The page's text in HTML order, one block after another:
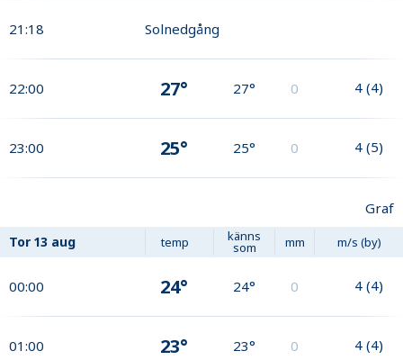
21:18 Solnedgång
22:00 27° 27° 0 4 (4)
23:00 25° 25° 0 4 (5)
Graf
Tor 13 aug temp känns
som mm m/s (by)
00:00 24° 24° 0 4 (4)
01:00 23° 23° 0 4 (4)